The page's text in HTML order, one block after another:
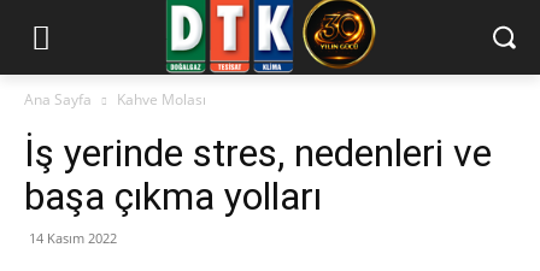
Ana Sayfa Kahve Molası
İş yerinde stres, nedenleri ve
başa çıkma yolları
14 Kasım 2022